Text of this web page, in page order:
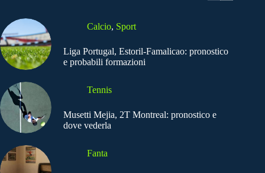
Calcio, Sport
Liga Portugal, Estoril-Famalicao: pronostico
e probabili formazioni
Tennis
Musetti Mejia, 2T Montreal: pronostico e
dove vederla
Fanta